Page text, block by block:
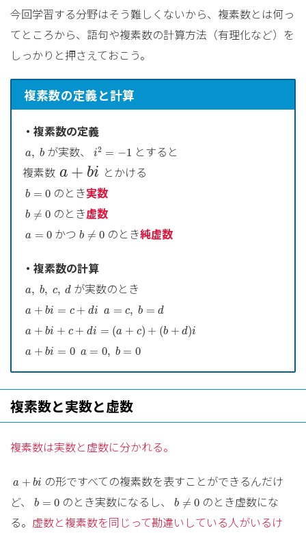
今回学習する分野はそう難しくないから、複素数とは何っ
てところから、語句や複素数の計算方法（有理化など）を
しっかりと押さえておこう。
複素数の定義と計算
・複素数の定義
a, b
a b が実数、 i2 = −1
i2
とすると
複素数 a + bi
a+ b とかける
b = 0
b =0 のとき実数
b ≠ 0
b ≠0 のとき虚数
a = 0
a =0 かつ b ≠ 0
b ≠0のとき純虚数
・複素数の計算
a, b, c, d
a b c ,dが実数のとき
a + bi = c + di
a +bi=c +di a = c, b = d
a =c, b=d
a + bi + c + di = (a + c) + (b + d)i
a + bi+ c + d =( a+ c) + b + d)i
a + bi = 0
a +bi=0 a = 0, b = 0
a =0, b=0
複素数と実数と虚数
複素数は実数と虚数に分かれる。
a + bi
a +bi の形ですべての複素数を表すことができるんだけ
ど、
b = 0
b =0 のとき実数になるし、 b ≠ 0
b ≠0のとき虚数にな
る。 虚数と複素数を同じって勘違いしている人がいるけ